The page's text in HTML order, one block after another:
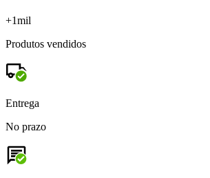
+1mil
Produtos vendidos
Entrega
No prazo